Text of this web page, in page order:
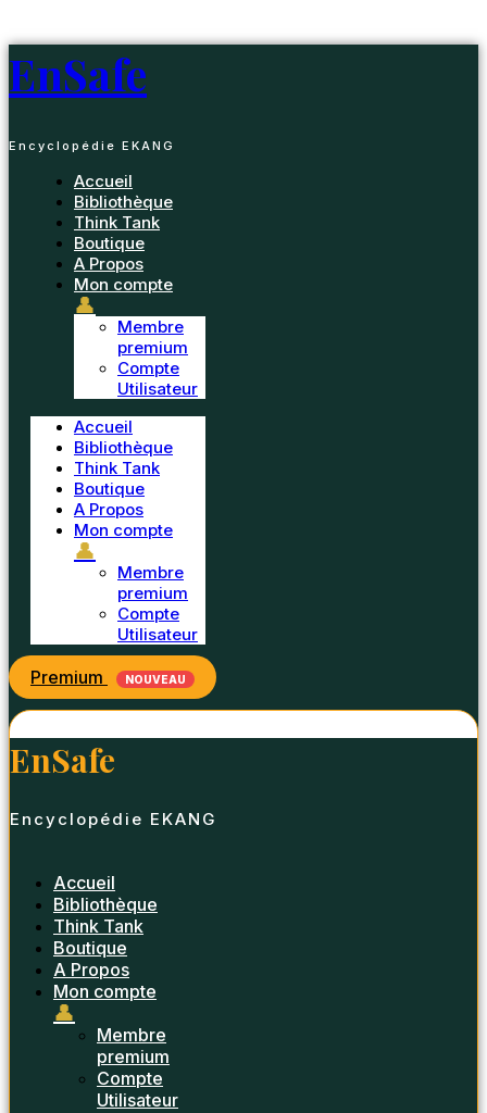
au
EnSafe
Encyclopédie EKANG
Accueil
Bibliothèque
Think Tank
Boutique
A Propos
Mon compte
👤
Membre
premium
Compte
Utilisateur
Accueil
Bibliothèque
Think Tank
Boutique
A Propos
Mon compte
👤
Membre
premium
Compte
Utilisateur
Premium NOUVEAU
EnSafe
Encyclopédie EKANG
Accueil
Bibliothèque
Think Tank
Boutique
A Propos
Mon compte
👤
Membre
premium
Compte
Utilisateur